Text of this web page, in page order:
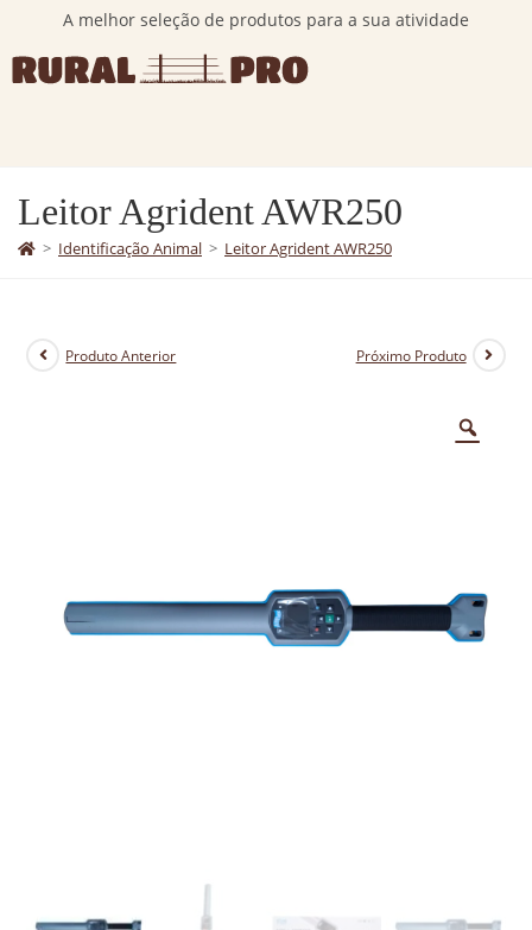
A melhor seleção de produtos para a sua atividade
Leitor Agrident AWR250
> Identificação Animal > Leitor Agrident AWR250
Produto Anterior Próximo Produto